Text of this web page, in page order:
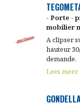
- Porte -
mobilier
A clipser
hauteur
demande.
Lees meer